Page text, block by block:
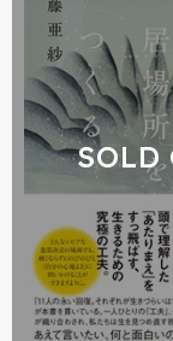
SOLD